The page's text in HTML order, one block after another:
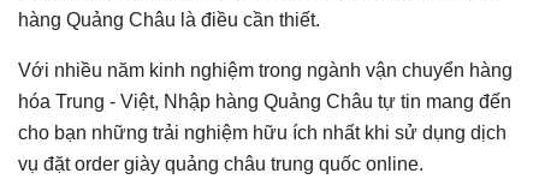
hàng Quảng Châu là điều cần thiết.
Với nhiều năm kinh nghiệm trong ngành vận chuyển hàng
hóa Trung - Việt, Nhập hàng Quảng Châu tự tin mang đến
cho bạn những trải nghiệm hữu ích nhất khi sử dụng dịch
vụ đặt order giày quảng châu trung quốc online.